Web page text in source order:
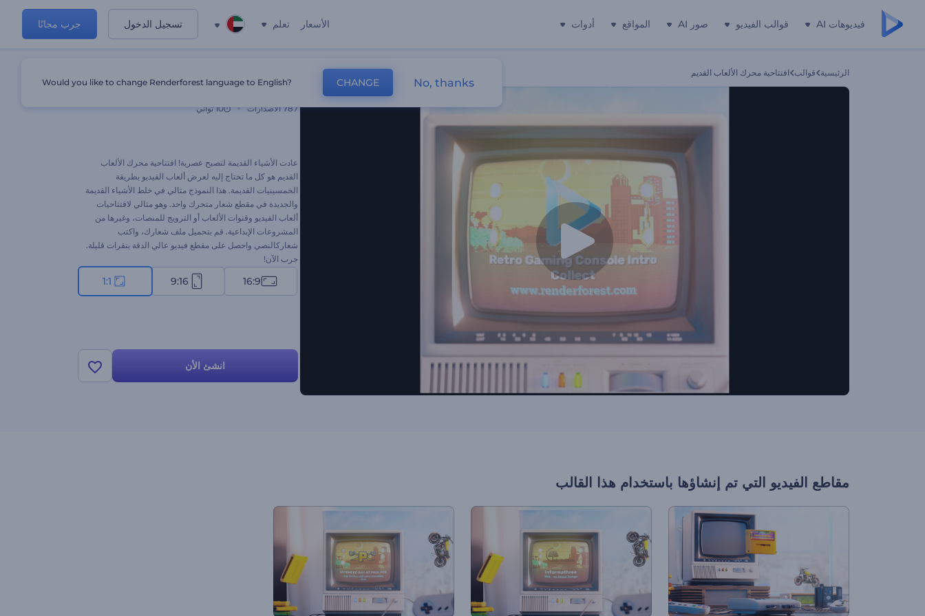
فيديوهات AI قوالب الفيديو صور AI المواقع أدوات الأسعار تعلم تسجيل الدخول جرب مجانًا
الرئيسية قوالب افتتاحية محرك الألعاب القديم
787 الاصدارات 10 ثواني
عادت الأشياء القديمة لتصبح عصرية! افتتاحية محرك الألعاب
القديم هو كل ما تحتاج إليه لعرض ألعاب الفيديو بطريقة
الخمسينيات القديمة. هذا النموذج مثالي في خلط الأشياء القديمة
والجديدة في مقطع شعار متحرك واحد. وهو مثالي لافتتاحيات
ألعاب الفيديو وقنوات الألعاب أو الترويج للمنصات، وغيرها من
المشروعات الإبداعية. قم بتحميل ملف شعارك، واكتب
شعاركالنصي واحصل على مقطع فيديو عالي الدقة بنقرات قليلة.
جرب الآن!
16:9
9:16
1:1
انشئ الأن
مقاطع الفيديو التي تم إنشاؤها باستخدام هذا القالب
Would you like to change Renderforest language to English? CHANGE No, thanks